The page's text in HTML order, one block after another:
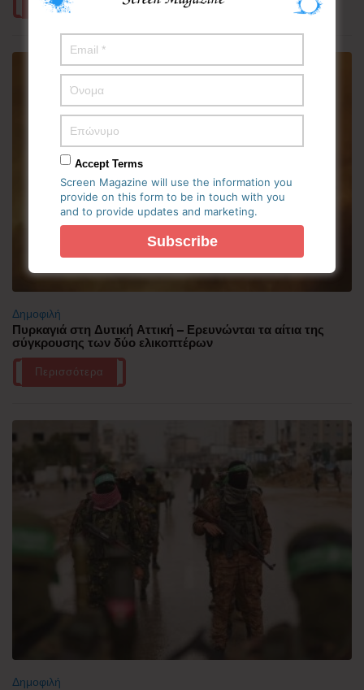
Περισσότερα
Δημοφιλή
Πυρκαγιά στη Δυτική Αττική – Ερευνώνται τα αίτια της
σύγκρουσης των δύο ελικοπτέρων
Περισσότερα
Δημοφιλή
Accept Terms
Screen Magazine will use the information you
provide on this form to be in touch with you
and to provide updates and marketing.